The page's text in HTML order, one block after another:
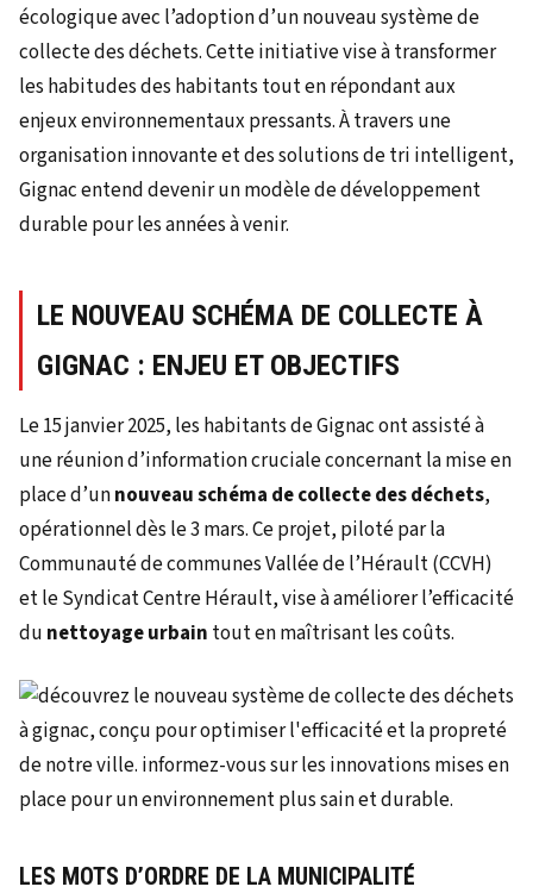
écologique avec l’adoption d’un nouveau système de
collecte des déchets. Cette initiative vise à transformer
les habitudes des habitants tout en répondant aux
enjeux environnementaux pressants. À travers une
organisation innovante et des solutions de tri intelligent,
Gignac entend devenir un modèle de développement
durable pour les années à venir.
LE NOUVEAU SCHÉMA DE COLLECTE À
GIGNAC : ENJEU ET OBJECTIFS
Le 15 janvier 2025, les habitants de Gignac ont assisté à
une réunion d’information cruciale concernant la mise en
place d’unnouveau schéma de collecte des déchets,
opérationnel dès le 3 mars. Ce projet, piloté par la
Communauté de communes Vallée de l’Hérault (CCVH)
et le Syndicat Centre Hérault, vise à améliorer l’efficacité
du nettoyage urbain tout en maîtrisant les coûts.
LES MOTS D’ORDRE DE LA MUNICIPALITÉ